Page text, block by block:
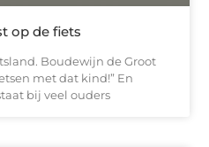
op de fiets
Boudewijn de Groot
met dat kind!” En
bij veel ouders